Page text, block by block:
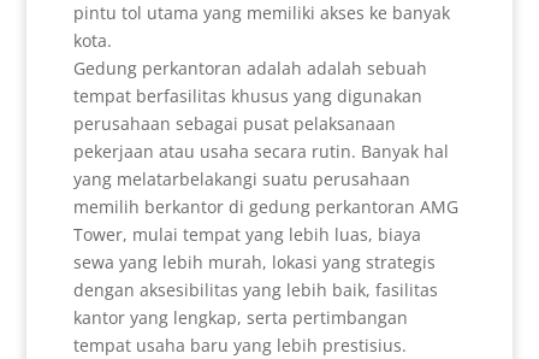
pintu tol utama yang memiliki akses ke banyak
kota.
Gedung perkantoran adalah adalah sebuah
tempat berfasilitas khusus yang digunakan
perusahaan sebagai pusat pelaksanaan
pekerjaan atau usaha secara rutin. Banyak hal
yang melatarbelakangi suatu perusahaan
memilih berkantor di gedung perkantoran AMG
Tower, mulai tempat yang lebih luas, biaya
sewa yang lebih murah, lokasi yang strategis
dengan aksesibilitas yang lebih baik, fasilitas
kantor yang lengkap, serta pertimbangan
tempat usaha baru yang lebih prestisius.